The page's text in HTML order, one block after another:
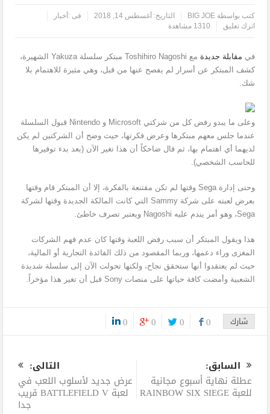
كتب بواسطةBIG JOE التاريخ: أغسطس 14, 2018 فى : أخبار
اترك تعليق
1310 مشاهدة
في مقابلة جديدة
مع Toshihiro Nagoshi مبتكر سلسلة Yakuza الشهيرة،
كشف المبتكر عن أسرار لم يفصح عنها من قبل، وهي مثيرة للاهتمام بلا
شك.
وعلى ما يبدو رفض كل من شركتي Microsoft و Nintendo قبول السلسلة
عندما جلس معهم مبتكرها وعرض فكرتها، حيث وضح أن الشركتين لم يكن
لديهما أي اهتمام بها، ثم قال ضاحكاً أن هذا تغير الآن (بعد بدء توفيرها
للحاسب الشخصي).
وحتى إدارة Sega وقتها لم تكن مقتنعة بالفكرة، إلا أن المبتكر قام وقتها
بعرض لعبته على شركة Sammy التي كانت المالكة الجديدة وقتها لشركة
Sega، وهو أمر يندم عليه Nagoshi ويعتبر تصرف خاطئ.
هذا ويقول المبتكر أن سبب رفض اللعبة وقتها كان عدم فهم الشركات
المغزى وراء دعمها، وربما المقصود من ذلك الفائدة التجارية أو المالية،
حيث لم يعتقدوا أنها ستحقق نجاح، ولكنها تحولت الآن إلى سلسلة شديدة
الشعبية وأمضت كافة حياتها على منصات Sony قبل أن تغير هذا مؤخراً.
شارك 0
0
0
0
السابق:
عطلة نهاية أسبوع مجانية
للعبة RAINBOW SIX SIEGE
التالى:
عرض جديد لأسلوب اللعب في
لعبة BATTLEFIELD V قريب
جدا